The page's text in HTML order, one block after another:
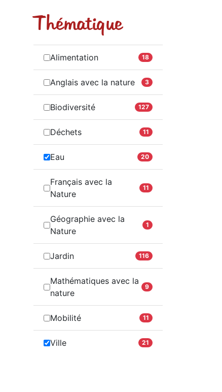
Thématique
Alimentation 18
Anglais avec la nature 3
Biodiversité 127
Déchets 11
Eau 20
Français avec la
Nature
11
Géographie avec la
Nature
1
Jardin 116
Mathématiques avec la
nature
9
Mobilité 11
Ville 21